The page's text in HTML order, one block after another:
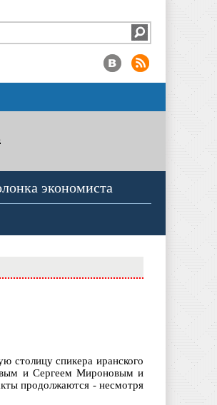
экономиста
столицу спикера иранского
и Сергеем Мироновым и
продолжаются - несмотря